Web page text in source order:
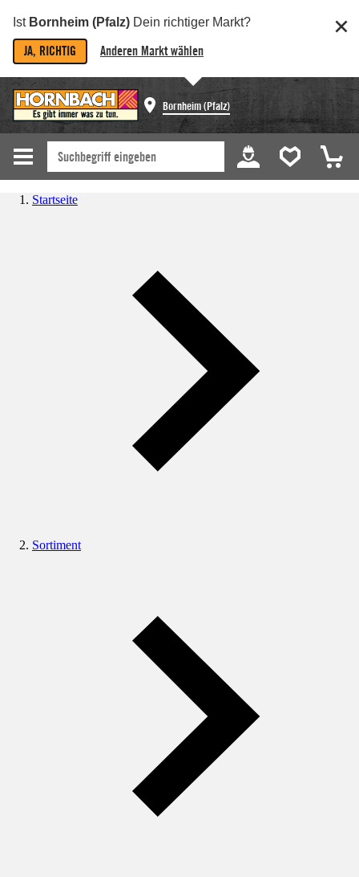
Ist Bornheim (Pfalz) Dein richtiger Markt?
JA, RICHTIG Anderen Markt wählen
Bornheim (Pfalz)
Startseite
Sortiment